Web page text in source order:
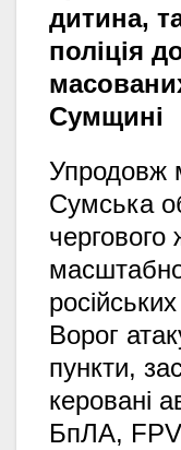
дитина,
поліція
Сумщині
Упродовж
Сумська
чергового
Ворог
пункти,
керовані
БпЛА,